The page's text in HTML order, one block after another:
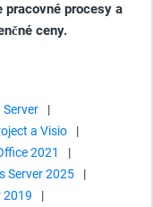
procesy a
ceny.
Server
|
a Visio
|
2021
|
Server 2025
|
2019
|